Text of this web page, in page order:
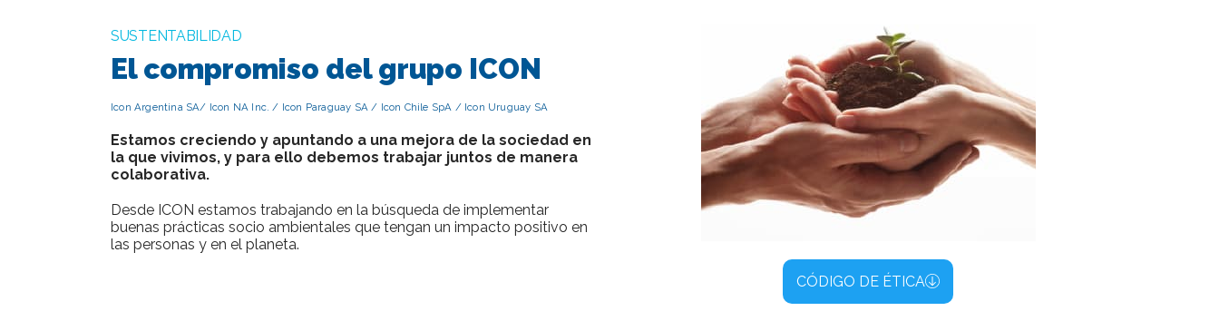
SUSTENTABILIDAD
El compromiso del grupo ICON
Icon Argentina SA/ Icon NA Inc. / Icon Paraguay SA / Icon Chile SpA / Icon Uruguay SA
Estamos creciendo y apuntando a una mejora de la sociedad en
la que vivimos, y para ello debemos trabajar juntos de manera
colaborativa.
Desde ICON estamos trabajando en la búsqueda de implementar
buenas prácticas socio ambientales que tengan un impacto positivo en
las personas y en el planeta.
CÓDIGO DE ÉTICA